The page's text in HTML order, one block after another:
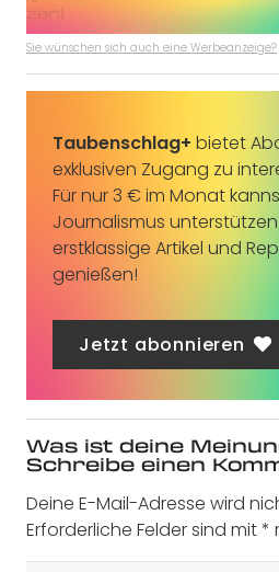
Sie wünschen sich auch eine Werbeanzeige?
Taubenschlag+ bietet
exklusiven Zugang zu
Für nur 3 € im Monat
Journalismus
erstklassige Artikel und
genießen!
Jetzt abonnieren
Was ist deine
Schreibe einen
Deine E-Mail-Adresse wird
Erforderliche Felder sind mit*